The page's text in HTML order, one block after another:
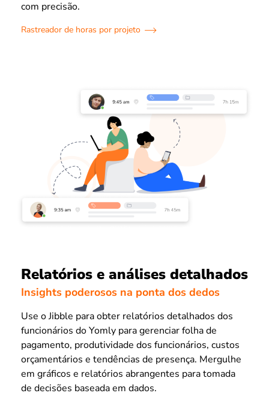
com precisão.
Rastreador de horas por projeto
Relatórios e análises detalhados
Insights poderosos na ponta dos dedos
Use o Jibble para obter relatórios detalhados dos
funcionários do Yomly para gerenciar folha de
pagamento, produtividade dos funcionários, custos
orçamentários e tendências de presença. Mergulhe
em gráficos e relatórios abrangentes para tomada
de decisões baseada em dados.